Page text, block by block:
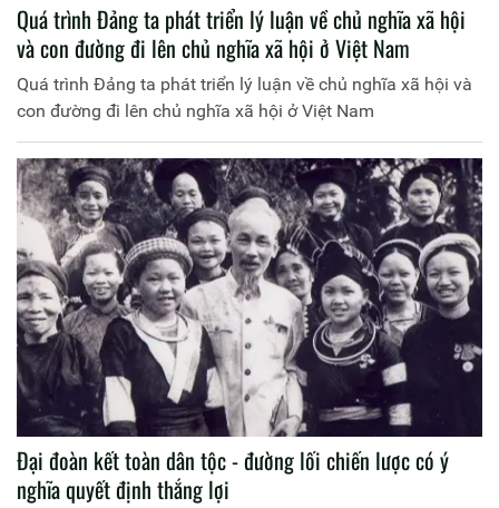
Quá trình Đảng ta phát triển lý luận về chủ nghĩa xã hội
và con đường đi lên chủ nghĩa xã hội ở Việt Nam
Quá trình Đảng ta phát triển lý luận về chủ nghĩa xã hội và
con đường đi lên chủ nghĩa xã hội ở Việt Nam
Đại đoàn kết toàn dân tộc - đường lối chiến lược có ý
nghĩa quyết định thắng lợi